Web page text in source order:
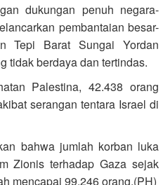
dukungan penuh negara-
pembantaian besar-
Tepi Barat Sungai Yordan
tidak berdaya dan tertindas.
Palestina, 42.438 orang
serangan tentara Israel di
bahwa jumlah korban luka
Zionis terhadap Gaza sejak
mencapai 99.246 orang.(PH)